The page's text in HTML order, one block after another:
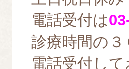
電話受付は
診療時間の
電話受付し